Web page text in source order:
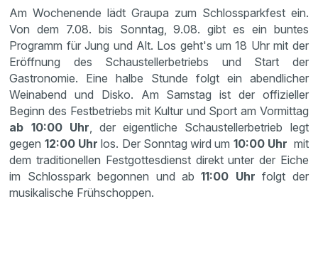
Am Wochenende lädt Graupa zum Schlossparkfest ein.
Von dem 7.08. bis Sonntag, 9.08. gibt es ein buntes
Programm für Jung und Alt. Los geht's um 18 Uhr mit der
Eröffnung des Schaustellerbetriebs und Start der
Gastronomie. Eine halbe Stunde folgt ein abendlicher
Weinabend und Disko. Am Samstag ist der offizieller
Beginn des Festbetriebs mit Kultur und Sport am Vormittag
ab 10:00 Uhr , der eigentliche Schaustellerbetrieb legt
gegen 12:00 Uhr los. Der Sonntag wird um 10:00 Uhr mit
dem traditionellen Festgottesdienst direkt unter der Eiche
im Schlosspark begonnen und ab11:00 Uhr folgt der
musikalische Frühschoppen.